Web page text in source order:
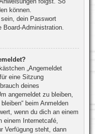
können.
dein Passwort
Board-Administration.
„Angemeldet
eine Sitzung
deines
angemeldet zu bleiben,
beim Anmelden
wenn du dich an einem
einem Internetcafé,
Verfügung steht, dann